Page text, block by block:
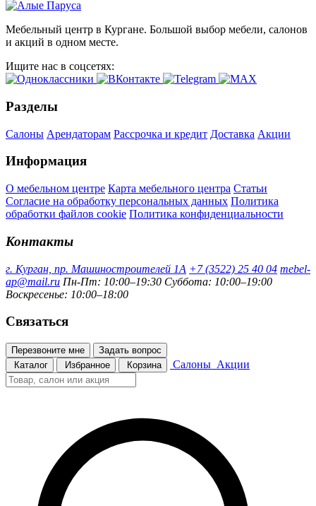
Мебельный центр в Кургане. Большой выбор мебели, салонов
и акций в одном месте.
Ищите нас в соцсетях:
Разделы
Салоны Арендаторам Рассрочка и кредит Доставка Акции
Информация
О мебельном центре Карта мебельного центра Статьи
Согласие на обработку персональных данных Политика
обработки файлов cookie Политика конфиденциальности
Контакты
г. Курган, пр. Машиностроителей 1А +7 (3522) 25 40 04 mebel-
ap@mail.ru Пн-Пт: 10:00–19:30 Суббота: 10:00–19:00
Воскресенье: 10:00–18:00
Связаться
Перезвоните мне
Задать вопрос
Каталог
Избранное Корзина Салоны Акции